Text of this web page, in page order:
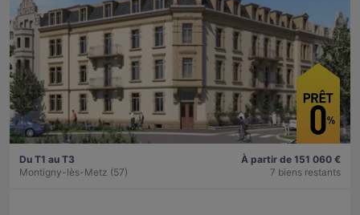
Du T1 au T3
Montigny-lès-Metz (57)
À partir de 151 060 €
7 biens restants